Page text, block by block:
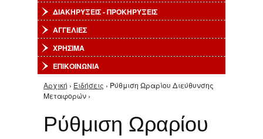
ΔΙΑΚΗΡΥΞΕΙΣ - ΠΡΟΚΗΡΥΞΕΙΣ
ΑΓΓΕΛΙΕΣ
ΧΡΗΣΙΜΑ
ΕΠΙΚΟΙΝΩΝΙΑ
Είστε εδώ
Αρχική › Ειδήσεις › Ρύθμιση Ωραρίου Διεύθυνσης
Μεταφορών ›
Ρύθμιση Ωραρίου